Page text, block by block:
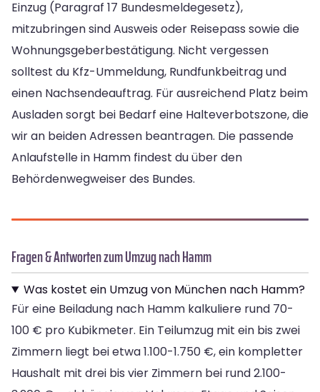
Einzug (Paragraf 17 Bundesmeldegesetz),
mitzubringen sind Ausweis oder Reisepass sowie die
Wohnungsgeberbestätigung. Nicht vergessen
solltest du Kfz-Ummeldung, Rundfunkbeitrag und
einen Nachsendeauftrag. Für ausreichend Platz beim
Ausladen sorgt bei Bedarf eine Halteverbotszone, die
wir an beiden Adressen beantragen. Die passende
Anlaufstelle in Hamm findest du über den
Behördenwegweiser des Bundes.
Fragen & Antworten zum Umzug nach Hamm
Was kostet ein Umzug von München nach Hamm?
Für eine Beiladung nach Hamm kalkuliere rund 70-
100 € pro Kubikmeter. Ein Teilumzug mit ein bis zwei
Zimmern liegt bei etwa 1.100-1.750 €, ein kompletter
Haushalt mit drei bis vier Zimmern bei rund 2.100-